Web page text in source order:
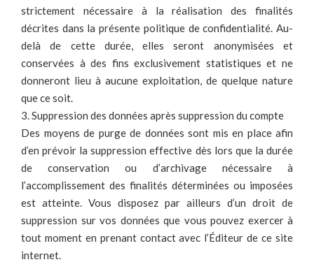
strictement nécessaire à la réalisation des finalités
décrites dans la présente politique de confidentialité. Au-
delà de cette durée, elles seront anonymisées et
conservées à des fins exclusivement statistiques et ne
donneront lieu à aucune exploitation, de quelque nature
que ce soit.
3. Suppression des données après suppression du compte
Des moyens de purge de données sont mis en place afin
d’en prévoir la suppression effective dès lors que la durée
de conservation ou d’archivage nécessaire à
l’accomplissement des finalités déterminées ou imposées
est atteinte. Vous disposez par ailleurs d’un droit de
suppression sur vos données que vous pouvez exercer à
tout moment en prenant contact avec l’Éditeur de ce site
internet.